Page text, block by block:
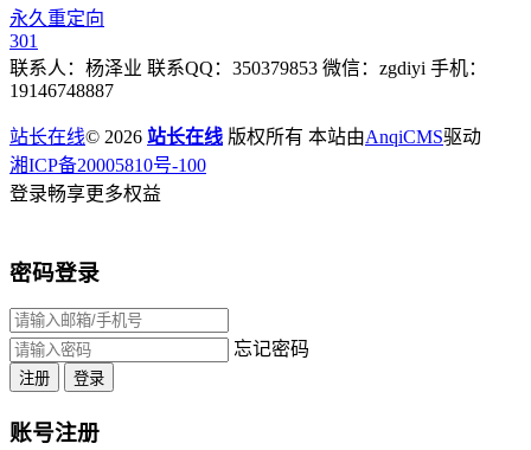
永久重定向
301
联系人：杨泽业 联系QQ：350379853 微信：zgdiyi 手机：
19146748887
站长在线© 2026 站长在线 版权所有 本站由AnqiCMS驱动
湘ICP备20005810号-100
登录畅享更多权益
密码登录
忘记密码
注册 登录
账号注册